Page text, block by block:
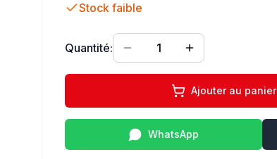
Stock faible
Quantité: 1
Ajouter au panier
WhatsApp